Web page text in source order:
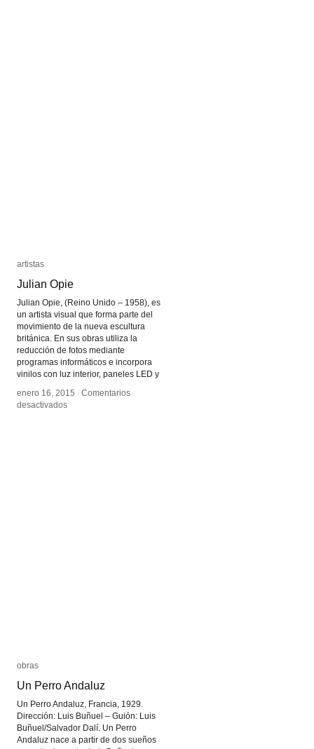
artistas
Julian Opie
Julian Opie, (Reino Unido – 1958), es
un artista visual que forma parte del
movimiento de la nueva escultura
británica. En sus obras utiliza la
reducción de fotos mediante
programas informáticos e incorpora
vinilos con luz interior, paneles LED y
enero 16, 2015 / Comentarios
desactivadosen
artistas
Julian Opie
enero 16, 2015 / Comentarios
desactivadosen
obras
Un Perro Andaluz
Un Perro Andaluz, Francia, 1929.
Dirección: Luis Buñuel – Guión: Luis
Buñuel/Salvador Dalí. Un Perro
Andaluz nace a partir de dos sueños
obras
Un Perro Andaluz